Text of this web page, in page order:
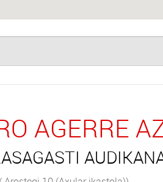
AGERRE